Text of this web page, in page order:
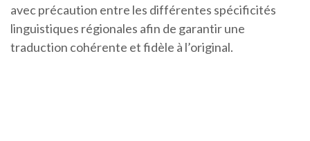
avec précaution entre les différentes spécificités
linguistiques régionales afin de garantir une
traduction cohérente et fidèle à l’original.